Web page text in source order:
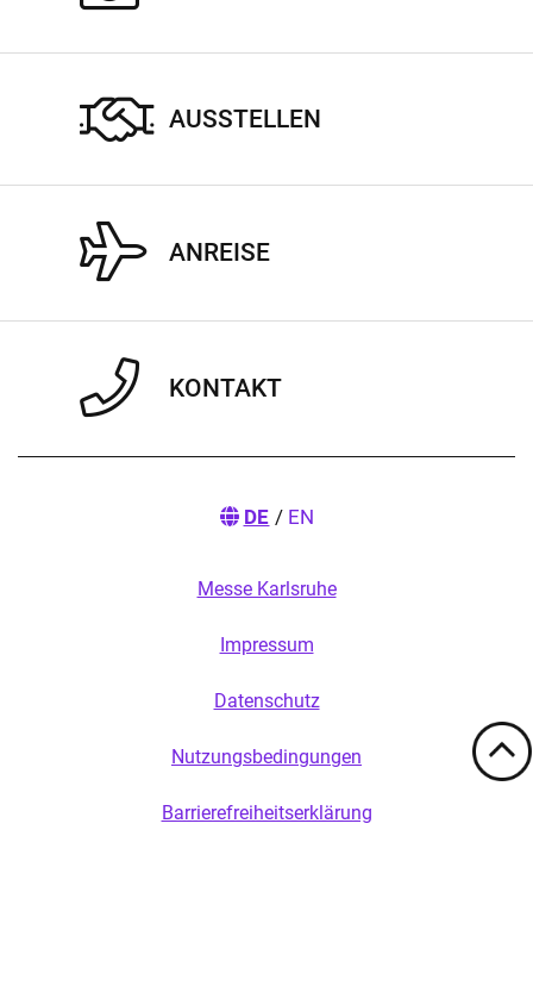
AUSSTELLEN
ANREISE
KONTAKT
DE / EN
Messe Karlsruhe
Impressum
Datenschutz
Nutzungsbedingungen
Barrierefreiheitserklärung